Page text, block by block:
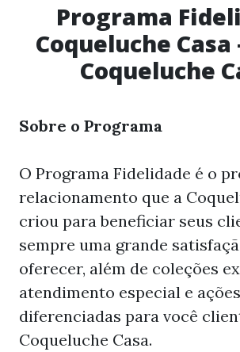
Programa
Coqueluche Casa
Coqueluche
Sobre o Programa
O Programa Fidelidade é o
relacionamento que a
criou para beneficiar seus
sempre uma grande
oferecer, além de coleções
atendimento especial e ações
diferenciadas para você
Coqueluche Casa.